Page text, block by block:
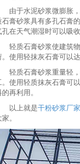
由于水泥砂浆微膨胀
石膏砂浆具有多孔石膏
孔在天气潮湿时可以吸
轻质石膏砂浆使建筑
。使用轻抹灰石膏可以
轻质石膏砂浆重量轻
。使用轻质抹灰石膏可
再利用。
以上就是干粉砂浆厂家
。